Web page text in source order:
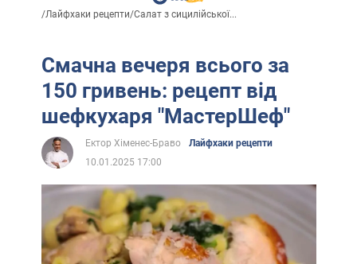
/Лайфхаки рецепти/Салат з сицилійської...
Смачна вечеря всього за
150 гривень: рецепт від
шефкухаря "МастерШеф"
Ектор Хіменес-Браво
Лайфхаки рецепти
10.01.2025 17:00